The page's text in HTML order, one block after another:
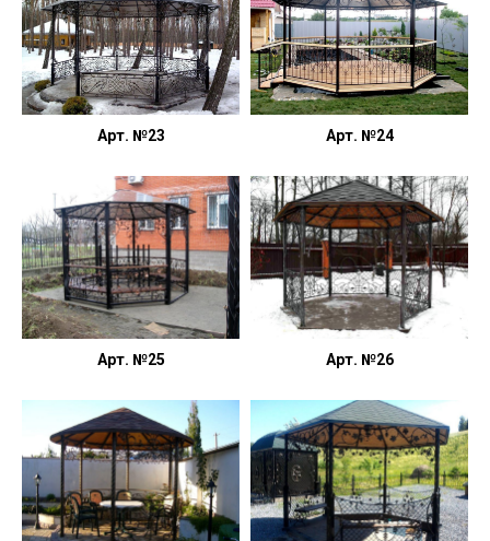
Арт. №23 Арт. №24
Арт. №25 Арт. №26